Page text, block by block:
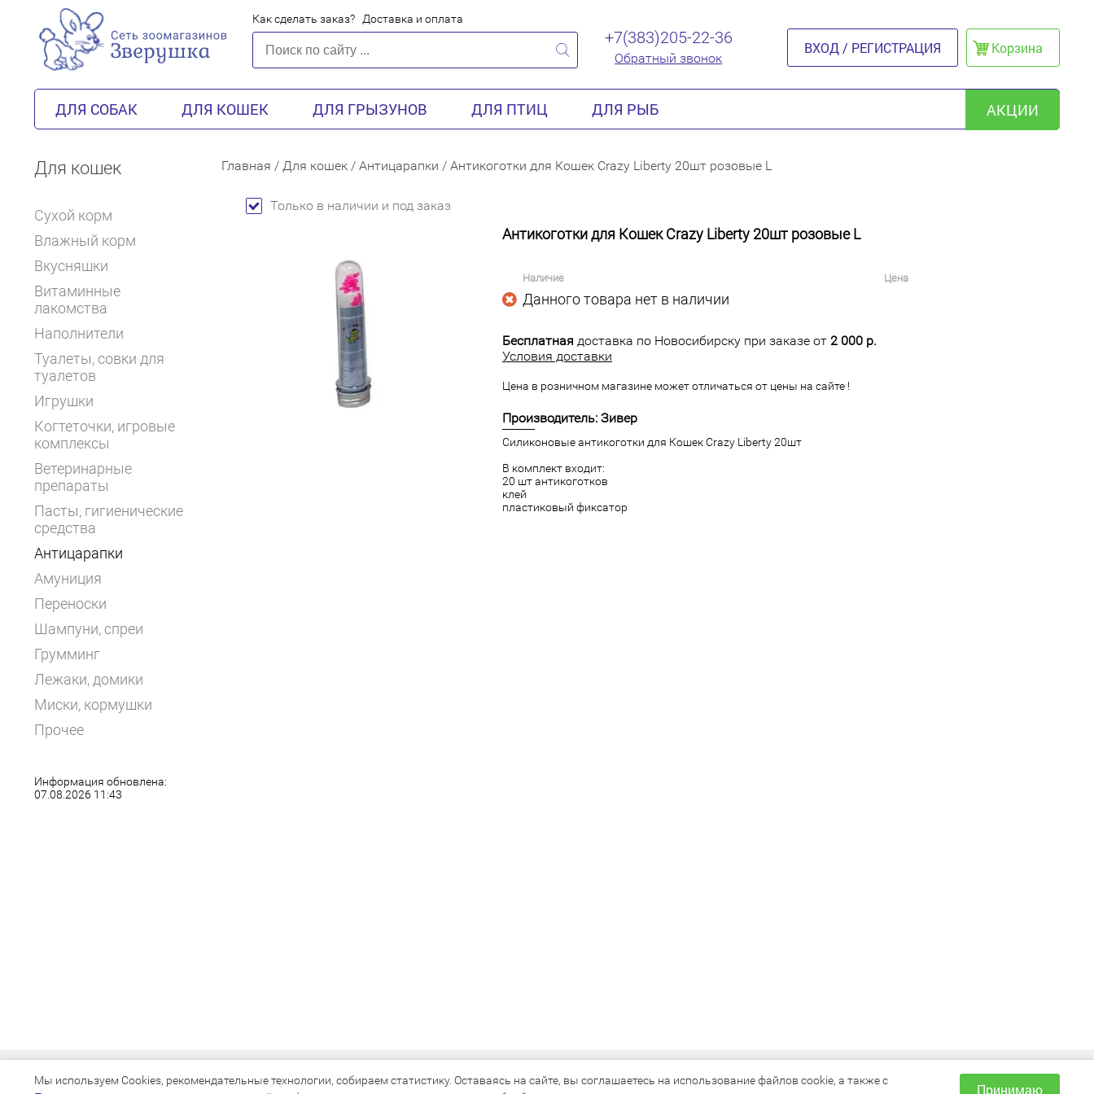
Как сделать заказ? Доставка и оплата
+7(383)205-22-36
Обратный звонок
ВХОД / РЕГИСТРАЦИЯ Корзина
ДЛЯ СОБАК ДЛЯ КОШЕК ДЛЯ ГРЫЗУНОВ ДЛЯ ПТИЦ ДЛЯ РЫБ АКЦИИ
Для кошек
Сухой корм
Влажный корм
Вкусняшки
Витаминные
лакомства
Наполнители
Туалеты, совки для
туалетов
Игрушки
Когтеточки, игровые
комплексы
Ветеринарные
препараты
Пасты, гигиенические
средства
Антицарапки
Амуниция
Переноски
Шампуни, спреи
Грумминг
Лежаки, домики
Миски, кормушки
Прочее
Информация обновлена:
07.08.2026 11:43
Главная / Для кошек / Антицарапки / Антикоготки для Кошек Crazy Liberty 20шт розовые L
Только в наличии и под заказ
Антикоготки для Кошек Crazy Liberty 20шт розовые L
Наличие Цена
Данного товара нет в наличии
Бесплатная доставка по Новосибирску при заказе от 2 000 р.
Условия доставки
Цена в розничном магазине может отличаться от цены на сайте !
Производитель: Зивер
Силиконовые антикоготки для Кошек Crazy Liberty 20шт
В комплект входит:
20 шт антикоготков
клей
пластиковый фиксатор
КАТАЛОГ ИНФОРМАЦИЯ
Мы используем Cookies, рекомендательные технологии, собираем статистику. Оставаясь на сайте, вы соглашаетесь на использование файлов cookie, а также с
Принимаю